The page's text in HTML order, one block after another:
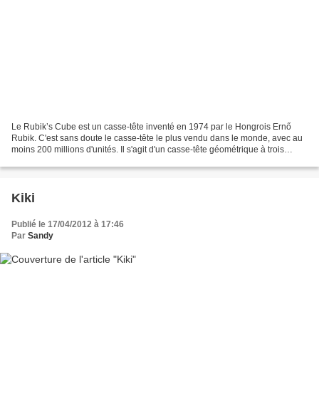
Le Rubik’s Cube est un casse-tête inventé en 1974 par le Hongrois Ernő
Rubik. C'est sans doute le casse-tête le plus vendu dans le monde, avec au
moins 200 millions d'unités. Il s'agit d'un casse-tête géométrique à trois
Kiki
Publié le 17/04/2012 à 17:46
Par Sandy